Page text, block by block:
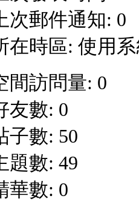
上次郵件通知: 0
在時區: 使用
間訪問量: 0
友數: 0
子數: 50
題數: 49
華數: 0